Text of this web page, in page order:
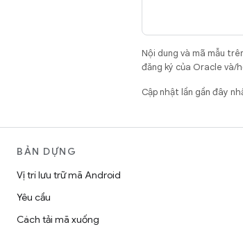
Nội dung và mã mẫu
đăng ký của Oracle và/
Cập nhật lần gần đây
BẢN DỰNG
Vị trí lưu trữ mã Android
Yêu cầu
Cách tải mã xuống